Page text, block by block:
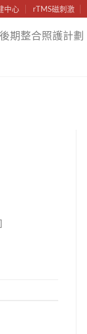
中心 rTMS磁刺激
期整合照護計劃